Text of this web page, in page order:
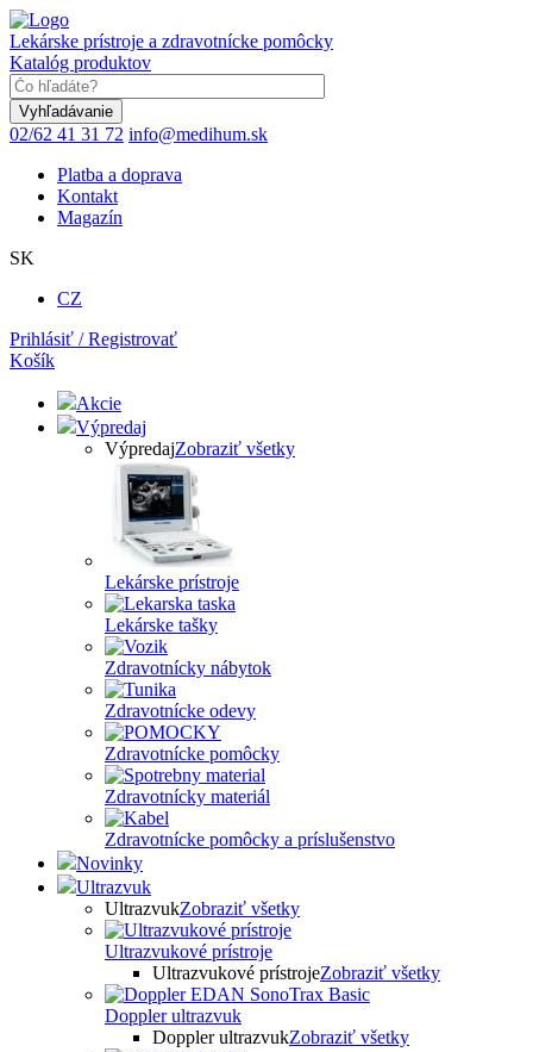
Skočiť
na
hlavný
obsah
Lekárske prístroje a zdravotnícke pomôcky
Katalóg produktov
02/62 41 31 72 info@medihum.sk
Platba a doprava
Kontakt
Magazín
SK
CZ
Prihlásiť / Registrovať
Košík
Akcie
Výpredaj
VýpredajZobraziť všetky
Lekárske prístroje
Lekárske tašky
Zdravotnícky nábytok
Zdravotnícke odevy
Zdravotnícke pomôcky
Zdravotnícky materiál
Zdravotnícke pomôcky a príslušenstvo
Novinky
Ultrazvuk
UltrazvukZobraziť všetky
Ultrazvukové prístroje
Ultrazvukové prístrojeZobraziť všetky
Doppler ultrazvuk
Doppler ultrazvukZobraziť všetky